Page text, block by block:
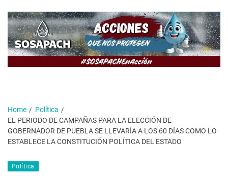
Home
Política
EL PERIODO DE CAMPAÑAS PARA LA ELECCIÓN DE
GOBERNADOR DE PUEBLA SE LLEVARÍA A LOS 60 DÍAS COMO LO
ESTABLECE LA CONSTITUCIÓN POLÍTICA DEL ESTADO
Política